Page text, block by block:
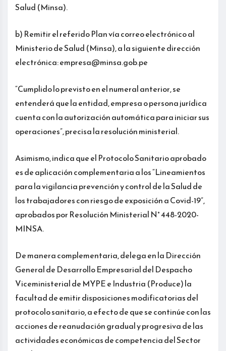
Salud (Minsa).
b) Remitir el referido Plan vía correo electrónico al
Ministerio de Salud (Minsa), a la siguiente dirección
electrónica: empresa@minsa.gob.pe
“Cumplido lo previsto en el numeral anterior, se
entenderá que la entidad, empresa o persona jurídica
cuenta con la autorización automática para iniciar sus
operaciones”, precisa la resolución ministerial.
Asimismo, indica que el Protocolo Sanitario aprobado
es de aplicación complementaria a los “Lineamientos
para la vigilancia prevención y control de la Salud de
los trabajadores con riesgo de exposición a Covid-19”,
aprobados por Resolución Ministerial N° 448-2020-
MINSA.
De manera complementaria, delega en la Dirección
General de Desarrollo Empresarial del Despacho
Viceministerial de MYPE e Industria (Produce) la
facultad de emitir disposiciones modificatorias del
protocolo sanitario, a efecto de que se continúe con las
acciones de reanudación gradual y progresiva de las
actividades económicas de competencia del Sector